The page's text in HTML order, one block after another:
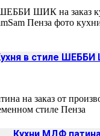
в стиле
Кухни МДФ патина